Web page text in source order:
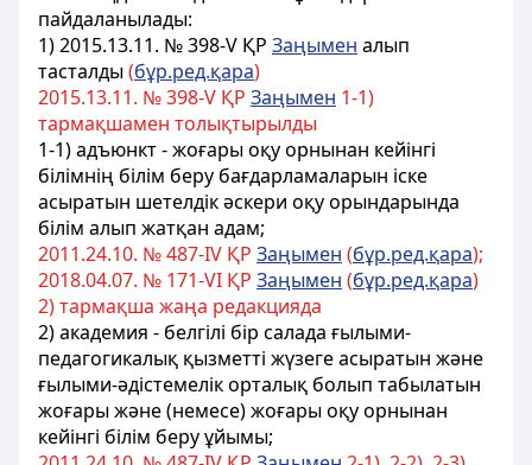
пайдаланылады:
1) 2015.13.11. № 398-V ҚР Заңымен алып
тасталды(бұр.ред.қара)
2015.13.11. № 398-V ҚР Заңымен 1-1)
тармақшамен толықтырылды
1-1) адъюнкт - жоғары оқу орнынан кейінгі
білімнің білім беру бағдарламаларын іске
асыратын шетелдік әскери оқу орындарында
білім алып жатқан адам;
2011.24.10. № 487-ІV ҚР Заңымен (бұр.ред.қара);
2018.04.07. № 171-VІ ҚР Заңымен (бұр.ред.қара)
2) тармақша жаңа редакцияда
2) академия - белгілі бір салада ғылыми-
педагогикалық қызметті жүзеге асыратын және
ғылыми-әдістемелік орталық болып табылатын
жоғары және (немесе) жоғары оқу орнынан
кейінгі білім беру ұйымы;